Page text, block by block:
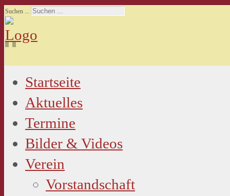
Suchen ...
Startseite
Aktuelles
Termine
Bilder & Videos
Verein
Vorstandschaft